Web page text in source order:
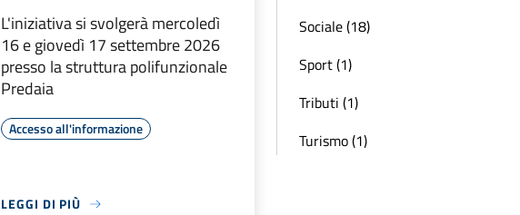
L'iniziativa si svolgerà mercoledì
16 e giovedì 17 settembre 2026
presso la struttura polifunzionale
Predaia
Accesso all'informazione
LEGGI DI PIÙ
Sociale (18)
Sport (1)
Tributi (1)
Turismo (1)